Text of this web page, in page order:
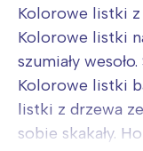
Kolorowe listki z
Kolorowe listki
szumiały
Kolorowe listki
listki z drzewa
sobie skakały.